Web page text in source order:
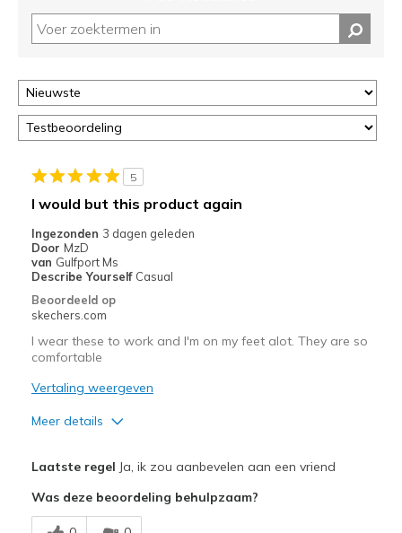
deze
page
door
<a
href="javascript:location.href=location.pathname;">hier</a>
de
met
de
van
de
page_id
bezoeken.
5
I would but this product again
Ingezonden 3 dagen geleden
Door MzD
van Gulfport Ms
Describe Yourself Casual
Beoordeeld op
skechers.com
I wear these to work and I'm on my feet alot. They are so
comfortable
Vertaling weergeven
Meer details
Comfortable
Laatste regel Ja, ik zou aanbevelen aan een vriend
Was deze beoordeling behulpzaam?